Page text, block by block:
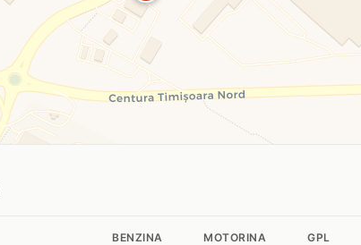
BENZINA MOTORINA GPL